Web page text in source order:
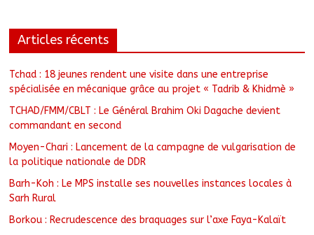
Articles récents
Tchad : 18 jeunes rendent une visite dans une entreprise
spécialisée en mécanique grâce au projet « Tadrib & Khidmè »
TCHAD/FMM/CBLT : Le Général Brahim Oki Dagache devient
commandant en second
Moyen-Chari : Lancement de la campagne de vulgarisation de
la politique nationale de DDR
Barh-Koh : Le MPS installe ses nouvelles instances locales à
Sarh Rural
Borkou : Recrudescence des braquages sur l’axe Faya-Kalaït